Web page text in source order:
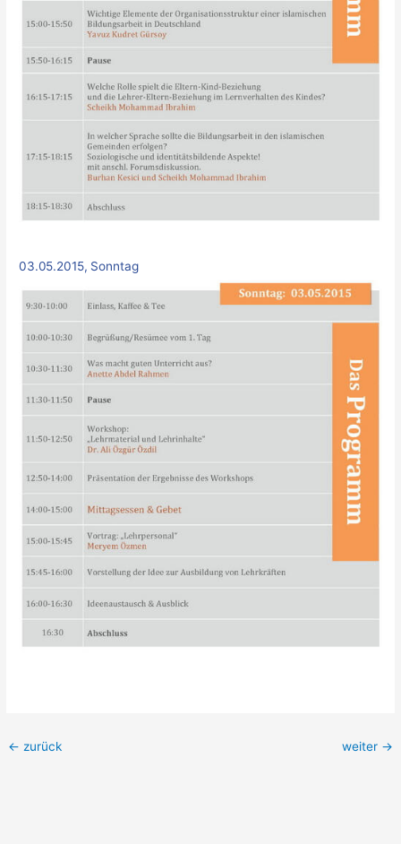
03.05.2015, Sonntag
← zurück weiter →